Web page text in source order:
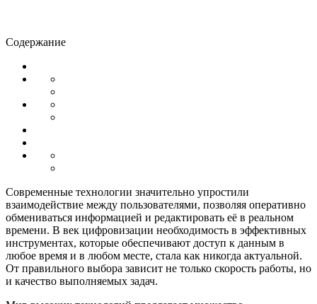
Содержание
Современные технологии значительно упростили
взаимодействие между пользователями, позволяя оперативно
обмениваться информацией и редактировать её в реальном
времени. В век цифровизации необходимость в эффективных
инструментах, которые обеспечивают доступ к данным в
любое время и в любом месте, стала как никогда актуальной.
От правильного выбора зависит не только скорость работы, но
и качество выполняемых задач.